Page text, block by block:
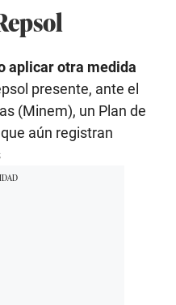
aplicar otra medida
presente, ante el
(Minem), un Plan de
aún registran